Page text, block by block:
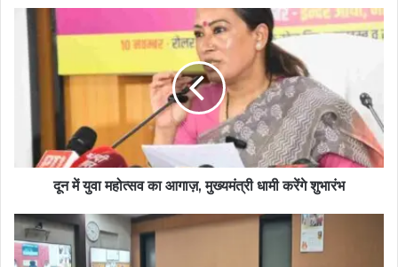
दून में युवा महोत्सव का आगाज़, मुख्यमंत्री धामी करेंगे शुभारंभ